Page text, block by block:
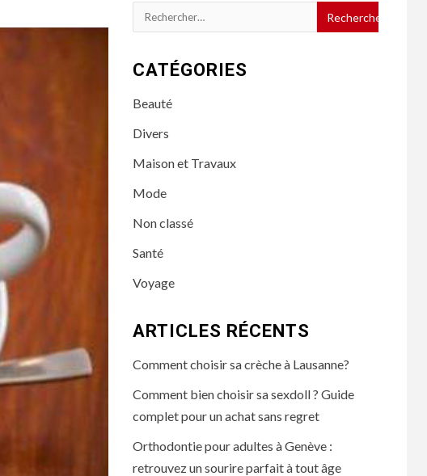
Rechercher :
CATÉGORIES
Beauté
Divers
Maison et Travaux
Mode
Non classé
Santé
Voyage
ARTICLES RÉCENTS
Comment choisir sa crèche à Lausanne?
Comment bien choisir sa sexdoll ? Guide
complet pour un achat sans regret
Orthodontie pour adultes à Genève :
retrouvez un sourire parfait à tout âge